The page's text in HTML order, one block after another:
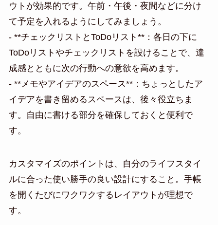
ウトが効果的です。午前・午後・夜間などに分け
て予定を入れるようにしてみましょう。
- **チェックリストとToDoリスト**：各日の下に
ToDoリストやチェックリストを設けることで、達
成感とともに次の行動への意欲を高めます。
- **メモやアイデアのスペース**：ちょっとしたア
イデアを書き留めるスペースは、後々役立ちま
す。自由に書ける部分を確保しておくと便利で
す。
カスタマイズのポイントは、自分のライフスタイ
ルに合った使い勝手の良い設計にすること。手帳
を開くたびにワクワクするレイアウトが理想で
す。